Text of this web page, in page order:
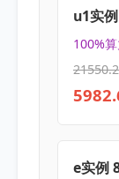
u1实
100%
e实例